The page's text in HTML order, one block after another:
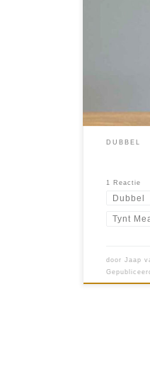
Drie
Trappe,
vernoemd
DUBBEL
1 Reactie
Dubbel
Tynt
doorJaap